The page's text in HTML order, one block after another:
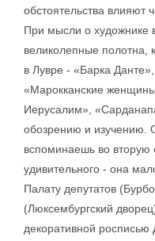
обстоятельства влияют
При мысли о художнике
великолепные полотна,
в Лувре - «Барка
«Марокканские
Иерусалим»,
обозрению и изучению.
вспоминаешь во вторую
удивительного - она
Палату депутатов
(Люксембургский
декоративной росписью